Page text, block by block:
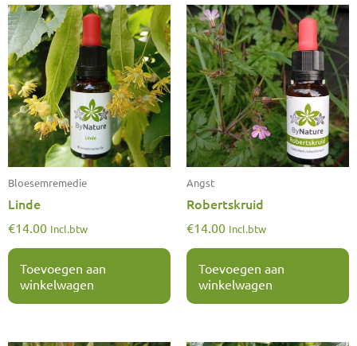
Bloesemremedie
Linde
€14.00 Incl.btw
Toevoegen aan
winkelwagen
Angst
Robertskruid
€14.00 Incl.btw
Toevoegen aan
winkelwagen